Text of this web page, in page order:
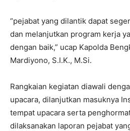
“pejabat yang dilantik dapat
dan melanjutkan program kerja
dengan baik,” ucap Kapolda
Mardiyono, S.I.K., M.Si.
Rangkaian kegiatan diawali
upacara, dilanjutkan masuknya
tempat upacara serta
dilaksanakan laporan pejabat